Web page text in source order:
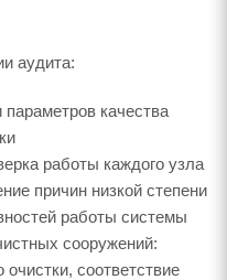
аудита:
качества
работы каждого узла
причин низкой степени
работы системы
сооружений:
очистки, соответствие